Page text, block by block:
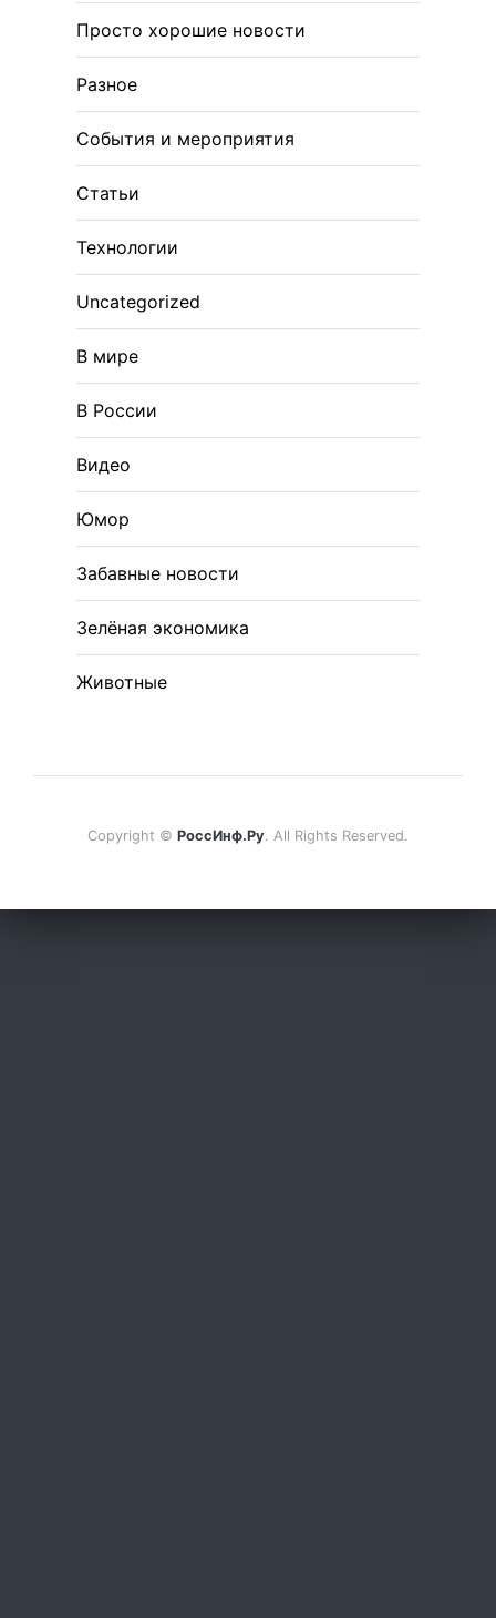
Просто хорошие новости
Разное
События и мероприятия
Статьи
Технологии
Uncategorized
В мире
В России
Видео
Юмор
Забавные новости
Зелёная экономика
Животные
Copyright © РоссИнф.Ру. All Rights Reserved.